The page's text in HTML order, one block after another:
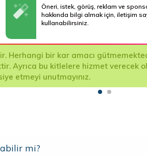
Öneri, istek, görüş, reklam ve
hakkında bilgi almak için, iletişim
kullanabilirsiniz.
bir kar amacı
Ayrıca bu kitlelere hizmet
etmeyi unutmayınız.
mi?